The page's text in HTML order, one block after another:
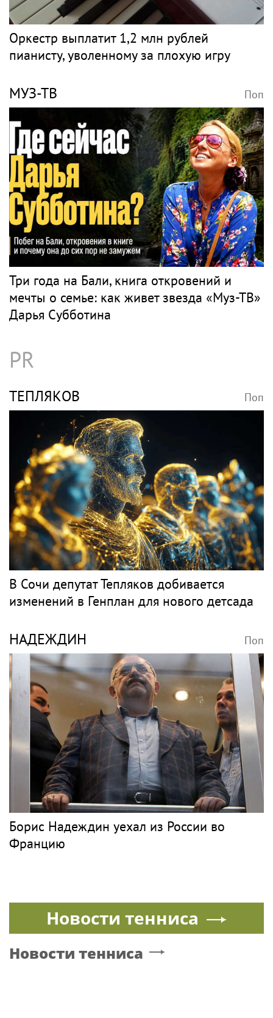
Оркестр выплатит 1,2 млн рублей
пианисту, уволенному за плохую игру
МУЗ-ТВ Поп
Три года на Бали, книга откровений и
мечты о семье: как живет звезда «Муз-ТВ»
Дарья Субботина
PR
ТЕПЛЯКОВ Поп
В Сочи депутат Тепляков добивается
изменений в Генплан для нового детсада
НАДЕЖДИН Поп
Борис Надеждин уехал из России во
Францию
Новости тенниса
Новости тенниса